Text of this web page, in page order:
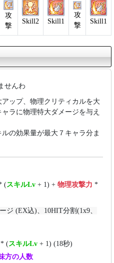
攻
撃
Skill2 Skill1
攻
撃
Skill1
せんわ
ップ、物理クリティカルを大
ラに物理特大ダメージを与え
の効果量が最大７キャラ分ま
(スキルLv + 1) + 物理攻撃力 *
ジ (EX込)、10HIT分割(1x9、
(スキルLv + 1) (18秒)
方の人数